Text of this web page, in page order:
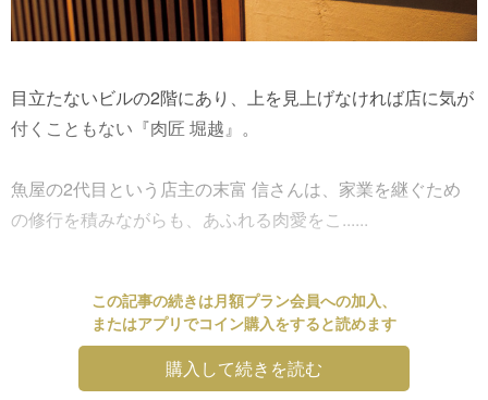
目立たないビルの2階にあり、上を見上げなければ店に気が
付くこともない『肉匠 堀越』。
魚屋の2代目という店主の末富 信さんは、家業を継ぐため
の修行を積みながらも、あふれる肉愛をこ......
この記事の続きは月額プラン会員への加入、
またはアプリでコイン購入をすると読めます
購入して続きを読む